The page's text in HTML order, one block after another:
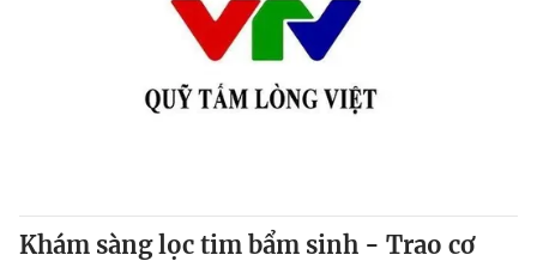
Khám sàng lọc tim bẩm sinh - Trao cơ